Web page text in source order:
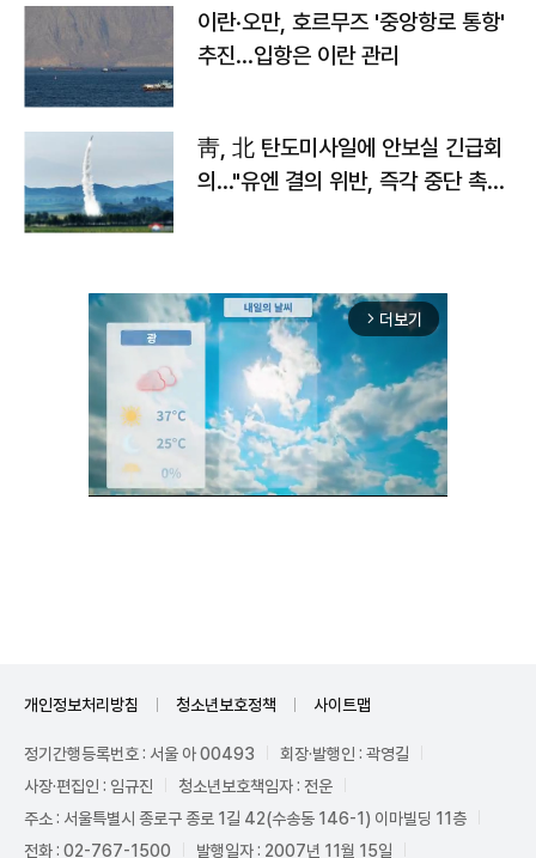
이란·오만, 호르무즈 '중앙항로 통항'
추진…입항은 이란 관리
靑, 北 탄도미사일에 안보실 긴급회
의…"유엔 결의 위반, 즉각 중단 촉
arrow_forward_ios 더보기
개인정보처리방침 청소년보호정책 사이트맵
정기간행등록번호 : 서울 아 00493
회장·발행인 : 곽영길
사장·편집인 : 임규진
청소년보호책임자 : 전운
주소 : 서울특별시 종로구 종로 1길 42(수송동 146-1) 이마빌딩 11층
전화 : 02-767-1500
발행일자 : 2007년 11월 15일